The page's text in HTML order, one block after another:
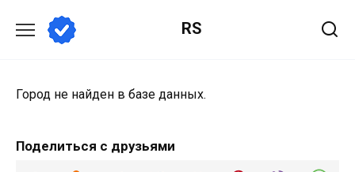
содержанию
RS
Город не найден в базе данных.
Поделиться с друзьями